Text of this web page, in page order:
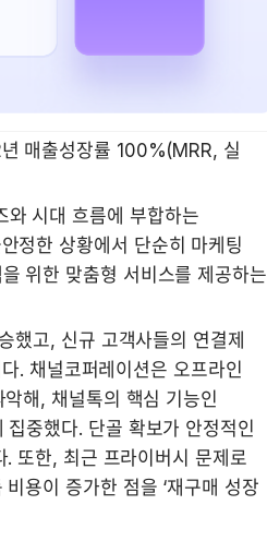
매출성장률 100%(MRR, 실
와 시대 흐름에 부합하는
정한 상황에서 단순히 마케팅
위한 맞춤형 서비스를 제공하는
했고, 신규 고객사들의 연결제
. 채널코퍼레이션은 오프라인
해, 채널톡의 핵심 기능인
중했다. 단골 확보가 안정적인
또한, 최근 프라이버시 문제로
용이 증가한 점을 ‘재구매 성장